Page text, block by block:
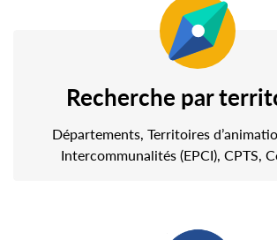
Recherche par
Départements, Territoires
Intercommunalités (EPCI), CPTS,